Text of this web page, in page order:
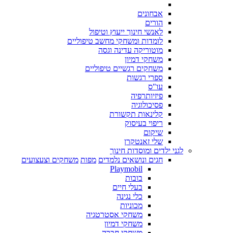
אבחונים
הורים
לאנשי חינוך ייעוץ וטיפול
לומדות ומשחקי מחשב טיפוליים
מוטוריקה עדינה וגסה
משחקי דמיון
משחקים רגשיים טיפוליים
ספרי רגשות
עו"ס
פיזיותרפיה
פסיכולוגיה
קלינאות תקשורת
ריפוי בעיסוק
שיקום
שלי זאנטקרן
לגני ילדים ומוסדות חינוך
חגים ונושאים נלמדים מפות משחקים וצעצועים
Playmobil
בובות
בעלי חיים
כלי נגינה
מכוניות
משחקי אסטרטגיה
משחקי דמיון